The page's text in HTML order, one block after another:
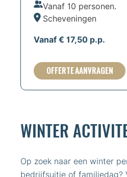
Vanaf 10 personen.
Scheveningen
Vanaf € 17,50 p.p.
OFFERTE AANVRAGEN
WINTER
Op zoek naar een winter
bedrijfsuitje of familiedag?